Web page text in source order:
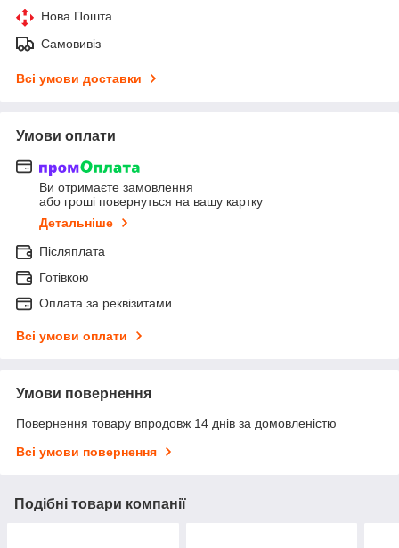
Нова Пошта
Самовивіз
Всі умови доставки
Умови оплати
Ви отримаєте замовлення
або гроші повернуться на вашу картку
Детальніше
Післяплата
Готівкою
Оплата за реквізитами
Всі умови оплати
Умови повернення
Повернення товару впродовж 14 днів за домовленістю
Всі умови повернення
Подібні товари компанії